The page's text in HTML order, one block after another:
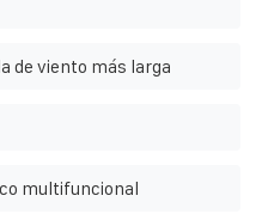
de viento más larga
multifuncional